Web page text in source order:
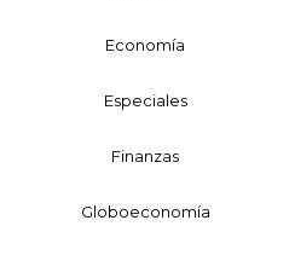
Economía
Especiales
Finanzas
Globoeconomía